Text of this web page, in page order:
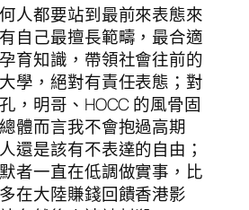
人都要站到最前來表態來
自己最擅長範疇，最合適
育知識，帶領社會往前的
學，絕對有責任表態；對
，明哥、HOCC 的風骨固
體而言我不會抱過高期
還是該有不表達的自由；
者一直在低調做實事，比
在大陸賺錢回饋香港影